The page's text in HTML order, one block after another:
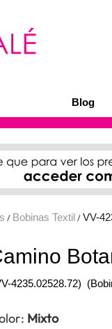
Blog
/ Bobinas Textil / VV-
4235.02528.72)
Mixto